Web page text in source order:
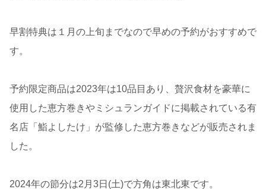
早割特典は１月の上旬までなので早めの予約がおすすめで
す。
予約限定商品は2023年は10品目あり、贅沢食材を豪華に
使用した恵方巻きやミシュランガイドに掲載されている有
名店「鮨よしたけ」が監修した恵方巻きなどが販売されま
した。
2024年の節分は2月3日(土)で方角は東北東です。